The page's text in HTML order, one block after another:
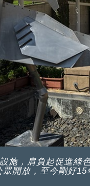
施，肩負起促進綠
開放，至今剛好